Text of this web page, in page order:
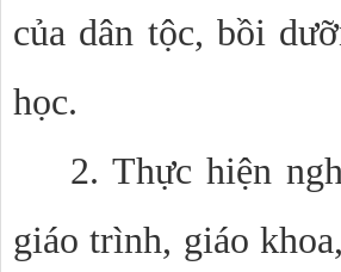
của dân tộc, bồi
học.
2. Thực hiện
giáo trình, giáo